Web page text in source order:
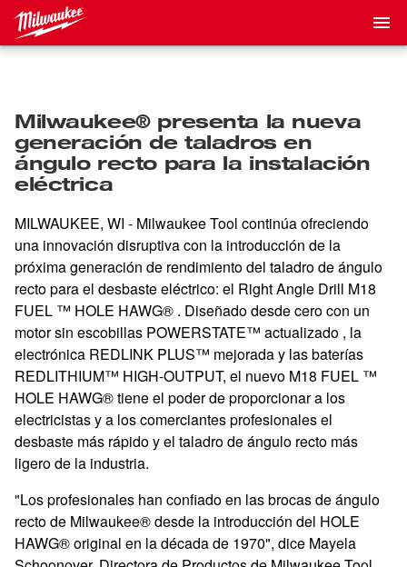
Milwaukee® presenta la nueva
generación de taladros en
ángulo recto para la instalación
eléctrica
MILWAUKEE, WI - Milwaukee Tool continúa ofreciendo
una innovación disruptiva con la introducción de la
próxima generación de rendimiento del taladro de ángulo
recto para el desbaste eléctrico: el Right Angle Drill M18
FUEL ™ HOLE HAWG® . Diseñado desde cero con un
motor sin escobillas POWERSTATE™ actualizado , la
electrónica REDLINK PLUS™ mejorada y las baterías
REDLITHIUM™ HIGH-OUTPUT, el nuevo M18 FUEL ™
HOLE HAWG®tiene el poder de proporcionar a los
electricistas y a los comerciantes profesionales el
desbaste más rápido y el taladro de ángulo recto más
ligero de la industria.
"Los profesionales han confiado en las brocas de ángulo
recto de Milwaukee® desde la introducción del HOLE
HAWG®original en la década de 1970", dice Mayela